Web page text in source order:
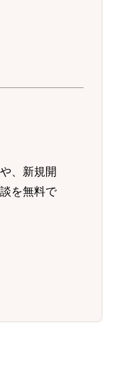
、新規開
を無料で